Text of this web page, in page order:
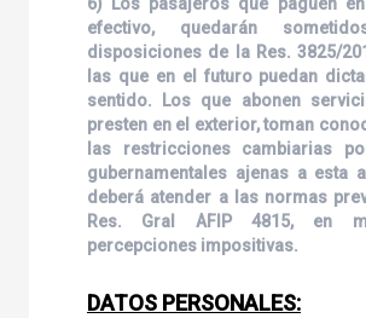
efectivo, quedarán
disposiciones de la Res. 3825/
las que en el futuro puedan
sentido. Los que abonen
presten en el exterior, toman
las restricciones cambiarias
gubernamentales ajenas a esta
deberá atender a las normas
Res. Gral AFIP 4815, en
percepciones impositivas.
DATOS PERSONALES: